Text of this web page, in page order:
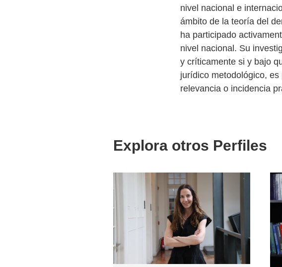
nivel nacional e
ámbito de la teoría del
ha participado
nivel nacional. Su
y críticamente si y bajo
jurídico metodológico,
relevancia o incidencia
Explora otros Perfiles